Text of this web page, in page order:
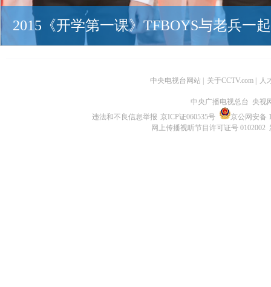
2015《开学第一课》TFBOYS与老兵一
中央电视台网站 关于CCTV.com 人
中央广播电视总台 央视
违法和不良信息举报 京ICP证060535号
京公网安备
网上传播视听节目许可证号 0102002